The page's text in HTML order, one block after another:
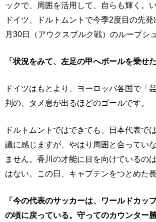
ックで、周囲を活用して、自らも輝く。
ドイツ、ドルトムントで今季2度目の先
月30日（アウクスブルク戦）のループシ
「状況をみて、左足の甲へボールを乗せた
ドイツはもとより、ヨーロッパ各国で「
判の、タメ息が出るほどのゴールです。
ドルトムントではできても、日本代表で
議に感じますが、やはり周囲と合ってい
ません。香川の才能に目を向けているの
はない。この日、キャプテンをつとめた
「今の代表のサッカーは、ワールドカッ
の頃に戻っている。守ってのカウンター